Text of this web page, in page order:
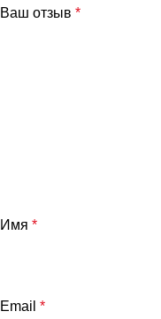
Ваш отзыв *
Имя *
Email *